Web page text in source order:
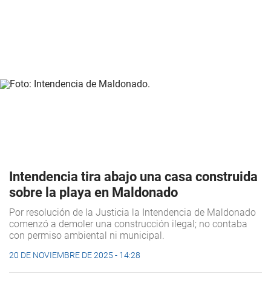
Intendencia tira abajo una casa construida
sobre la playa en Maldonado
Por resolución de la Justicia la Intendencia de Maldonado
comenzó a demoler una construcción ilegal; no contaba
con permiso ambiental ni municipal.
20 DE NOVIEMBRE DE 2025 - 14:28